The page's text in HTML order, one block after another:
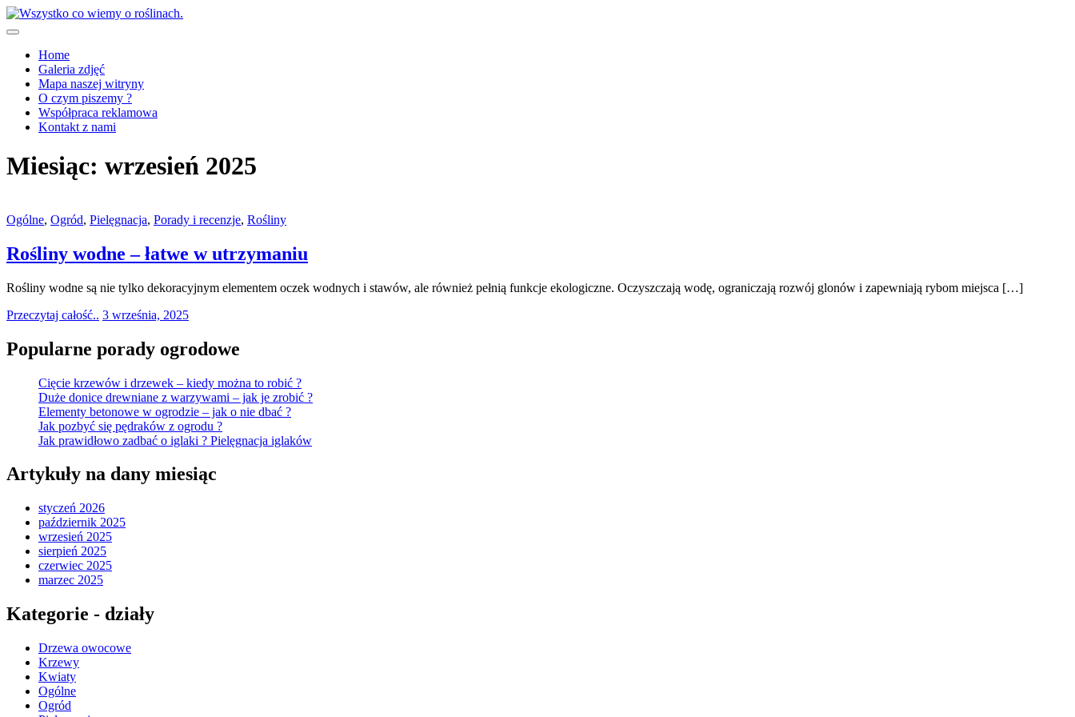
Skip
to
Wszystko co wiemy o roślinach.
Home
Galeria zdjęć
Mapa naszej witryny
O czym piszemy ?
Współpraca reklamowa
Kontakt z nami
Miesiąc: wrzesień 2025
Ogólne, Ogród, Pielęgnacja, Porady i recenzje, Rośliny
Rośliny wodne – łatwe w utrzymaniu
Rośliny wodne są nie tylko dekoracyjnym elementem oczek wodnych i stawów, ale również pełnią funkcje ekologiczne. Oczyszczają wodę, ograniczają rozwój glonów i zapewniają rybom miejsca […]
Przeczytaj całość.. 3 września, 2025
Popularne porady ogrodowe
Cięcie krzewów i drzewek – kiedy można to robić ?
Duże donice drewniane z warzywami – jak je zrobić ?
Elementy betonowe w ogrodzie – jak o nie dbać ?
Jak pozbyć się pędraków z ogrodu ?
Jak prawidłowo zadbać o iglaki ? Pielęgnacja iglaków
Artykuły na dany miesiąc
styczeń 2026
październik 2025
wrzesień 2025
sierpień 2025
czerwiec 2025
marzec 2025
Kategorie - działy
Drzewa owocowe
Krzewy
Kwiaty
Ogólne
Ogród